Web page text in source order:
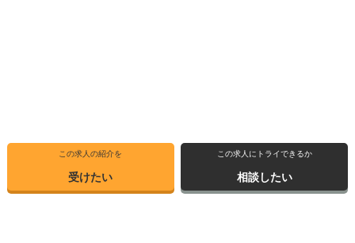
この求人の紹介を
受けたい
この求人にトライできるか
相談したい